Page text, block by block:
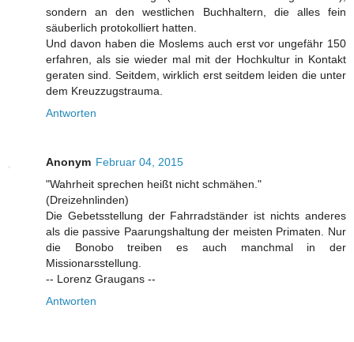
sondern an den westlichen Buchhaltern, die alles fein
säuberlich protokolliert hatten.
Und davon haben die Moslems auch erst vor ungefähr 150
erfahren, als sie wieder mal mit der Hochkultur in Kontakt
geraten sind. Seitdem, wirklich erst seitdem leiden die unter
dem Kreuzzugstrauma.
Antworten
Anonym Februar 04, 2015
"Wahrheit sprechen heißt nicht schmähen."
(Dreizehnlinden)
Die Gebetsstellung der Fahrradständer ist nichts anderes
als die passive Paarungshaltung der meisten Primaten. Nur
die Bonobo treiben es auch manchmal in der
Missionarsstellung.
-- Lorenz Graugans --
Antworten